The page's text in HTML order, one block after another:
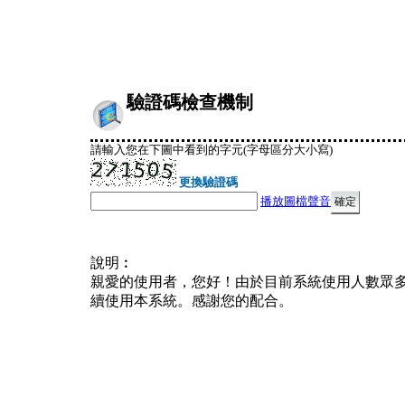
驗證碼檢查機制
請輸入您在下圖中看到的字元(字母區分大小寫)
更換驗證碼
播放圖檔聲音
說明︰
親愛的使用者，您好！由於目前系統使用人數眾
續使用本系統。感謝您的配合。